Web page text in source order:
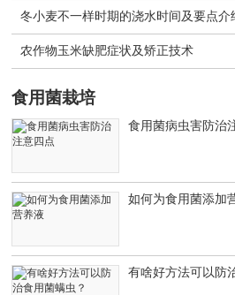
冬小麦不一样时期的浇水时间及要点介
农作物玉米缺肥症状及矫正技术
食用菌栽培
食用菌病虫害防治
如何为食用菌添加
有啥好方法可以防